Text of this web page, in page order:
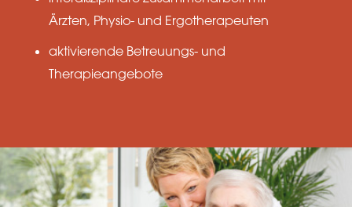
Ärzten, Physio- und Ergotherapeuten
aktivierende Betreuungs- und
Therapieangebote